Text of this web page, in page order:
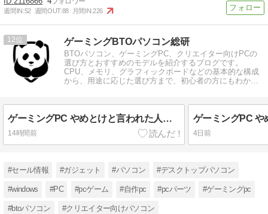
週間IN:52 週間OUT:88 月間IN:226
12 ゲーミングBTOパソコン総研
BTOパソコン、ゲーミングPC、クリエイター向けPCの
選び方とおすすめのモデルを紹介するブログです。
CPU、メモリ、グラフィックボードなどの基本的な構成
から、用途に応じた選び方まで、初心者の方にもわかり
ゲーミングPC やめとけと言われた人が成功した理由
14時間前 4日前
#セール情報 #ガジェット #パソコン #デスクトップパソコン
#windows #PC #pcゲーム #自作pc #pcパーツ #ゲーミングpc
#btoパソコン #クリエイター向けパソコン